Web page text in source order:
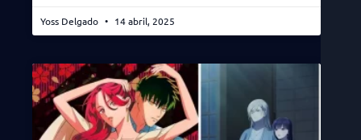
Yoss Delgado 14 abril, 2025